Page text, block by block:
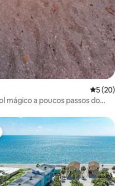
5 de uma
5 (20)
mágico a poucos passos do